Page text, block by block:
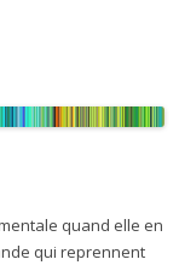
quand elle en
qui reprennent